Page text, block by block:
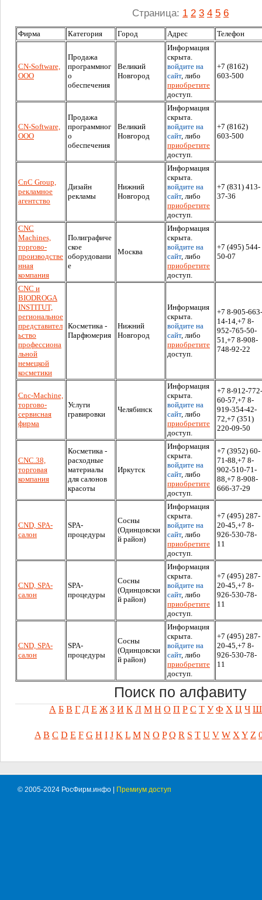
Страница: 1 2 3 4 5 6
Фирма Категория Город Адрес Телефон
CN-Software,
ООО
Продажа
программног
о
обеспечения
Великий
Новгород
Информация
скрыта.
войдите на
сайт, либо
приобретите
доступ.
+7 (8162)
603-500
CN-Software,
ООО
Продажа
программног
о
обеспечения
Великий
Новгород
Информация
скрыта.
войдите на
сайт, либо
приобретите
доступ.
+7 (8162)
603-500
CnC Group,
рекламное
агентство
Дизайн
рекламы
Нижний
Новгород
Информация
скрыта.
войдите на
сайт, либо
приобретите
доступ.
+7 (831) 413-
37-36
CNC
Machines,
торгово-
производстве
нная
компания
Полиграфиче
ское
оборудовани
е
Москва
Информация
скрыта.
войдите на
сайт, либо
приобретите
доступ.
+7 (495) 544-
50-07
CNC и
BIODROGA
INSTITUT,
региональное
представител
ьство
профессиона
льной
немецкой
косметики
Косметика -
Парфюмерия
Нижний
Новгород
Информация
скрыта.
войдите на
сайт, либо
приобретите
доступ.
+7 8-905-663-
14-14,+7 8-
952-765-50-
51,+7 8-908-
748-92-22
Cnc-Machine,
торгово-
сервисная
фирма
Услуги
гравировки
Челябинск
Информация
скрыта.
войдите на
сайт, либо
приобретите
доступ.
+7 8-912-772-
60-57,+7 8-
919-354-42-
72,+7 (351)
220-09-50
CNC.38,
торговая
компания
Косметика -
расходные
материалы
для салонов
красоты
Иркутск
Информация
скрыта.
войдите на
сайт, либо
приобретите
доступ.
+7 (3952) 60-
71-88,+7 8-
902-510-71-
88,+7 8-908-
666-37-29
CND, SPA-
салон
SPA-
процедуры
Сосны
(Одинцовски
й район)
Информация
скрыта.
войдите на
сайт, либо
приобретите
доступ.
+7 (495) 287-
20-45,+7 8-
926-530-78-
11
CND, SPA-
салон
SPA-
процедуры
Сосны
(Одинцовски
й район)
Информация
скрыта.
войдите на
сайт, либо
приобретите
доступ.
+7 (495) 287-
20-45,+7 8-
926-530-78-
11
CND, SPA-
салон
SPA-
процедуры
Сосны
(Одинцовски
й район)
Информация
скрыта.
войдите на
сайт, либо
приобретите
доступ.
+7 (495) 287-
20-45,+7 8-
926-530-78-
11
Поиск по алфавиту
А Б В Г Д Е Ж З И К Л М Н О П Р С Т У Ф Х Ц Ч Ш
A B C D E F G H I J K L M N O P Q R S T U V W X Y Z
© 2005-2024 РосФирм.инфо | Премиум доступ